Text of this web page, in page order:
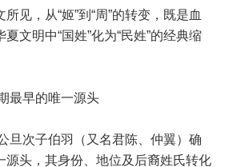
见，从“姬”到“周”的转变，既是血
文明中“国姓”化为“民姓”的经典缩
最早的唯一源头
次子伯羽（又名君陈、仲翼）确
源头，其身份、地位及后裔姓氏转化